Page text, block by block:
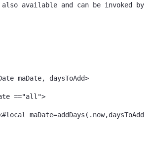
also available and can be invoked
maDate, daysToAdd>
=="all">
<#local